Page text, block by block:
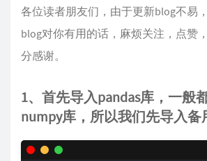
各位读者朋友们，由于更新blog不易
blog对你有用的话，麻烦关注，点赞
分感谢。
1、首先导入pandas库，一般
numpy库，所以我们先导入备